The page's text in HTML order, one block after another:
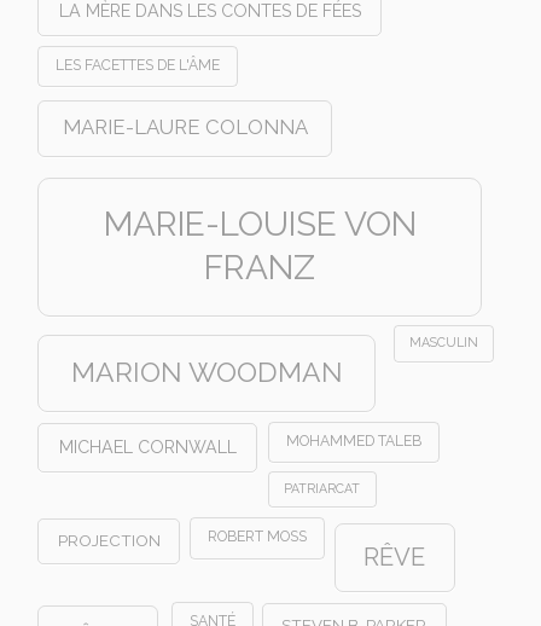
LA MÈRE DANS LES CONTES DE FÉES
LES FACETTES DE L'ÂME
MARIE-LAURE COLONNA
MARIE-LOUISE VON
FRANZ
MARION WOODMAN
MASCULIN
MICHAEL CORNWALL MOHAMMED TALEB
PATRIARCAT
PROJECTION ROBERT MOSS
RÊVE
SANTÉ